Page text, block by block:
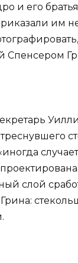
и его
им
Спенсером
слой